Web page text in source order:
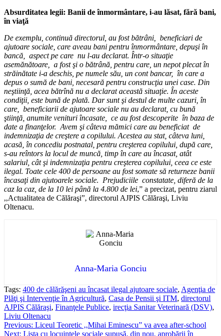
Absurditatea legii: Banii de înmormântare, i-au lăsat, fără bani,
în viaţă
De exemplu, continuă directorul, au fost bătrâni, beneficiari de
ajutoare sociale, care aveau bani pentru înmormântare, depuşi în
bancă, aspect pe care nu l-au declarat. Într-o situaţie
asemănătoare, a fost şi o bătrână, pentru care, un nepot plecat în
străinătate i-a deschis, pe numele său, un cont bancar, în care a
depus o sumă de bani, necesară pentru construcţia unei case. Din
neştiinţă, acea bătrînă nu a declarat această situaţie. În aceste
condiţii, este bună de plată. Dar sunt şi destul de multe cazuri, în
care, beneficiarii de ajutoare sociale nu au declarat, cu bună
ştiinţă, anumite venituri încasate, ce au fost descoperite în baza de
date a finanţelor. Avem şi câteva mămici care au beneficiat de
indemnizaţia de creştere a copilului. Acestea au stat, câteva luni,
acasă, în concediu postnatal, pentru creşterea copilului, după care,
s-au reîntors la locul de muncă, timp în care au încasat, atât
salariul, cât şi indemnizaţia pentru creşterea copilului, ceea ce este
ilegal. Toate cele 400 de persoane au fost somate să returneze banii
încasaţi din ajutoarele sociale. Prejudiciile constatate, diferă de la
caz la caz, de la 10 lei până la 4.800 de lei,” a precizat, pentru ziarul
,,Actualitatea de Călăraşi”, directorul AJPIS Călăraşi, Liviu
Oltenacu.
Anna-Maria Gonciu
Tags: 400 de călărăşeni au încasat ilegal ajutoare sociale, Agenţia de
Plăţi şi Intervenţie în Agricultură, Casa de Pensii şi ITM, directorul
AJPIS Călăraşi, Finanţele Publice, irecţia Sanitar Veterinară (DSV),
Liviu Oltenacu
Post
Previous: Liceul Teoretic ,,Mihai Eminescu” va avea after-school
Next: Lista cu locuintele sociale supusă, din nou, aprobării în